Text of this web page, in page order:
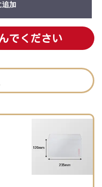
追加
でください